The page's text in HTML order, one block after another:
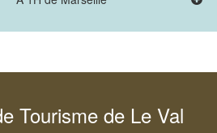
Tourisme de Le Val